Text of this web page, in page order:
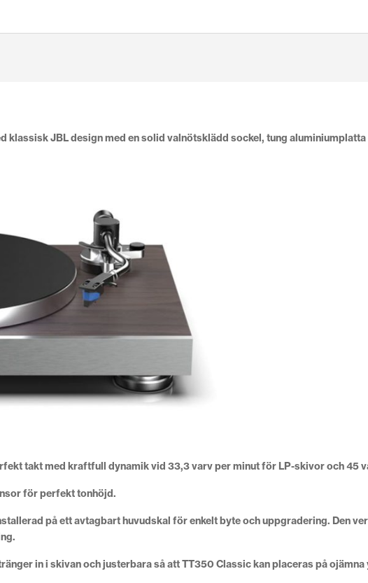
klassisk JBL design med en solid valnötsklädd sockel, tung
takt med kraftfull dynamik vid 33,3 varv per minut för LP-skivor och 45
för perfekt tonhöjd.
på ett avtagbart huvudskal för enkelt byte och uppgradering. Den
in i skivan och justerbara så att TT350 Classic kan placeras på ojämna